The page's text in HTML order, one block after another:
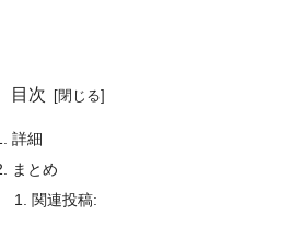
目次
詳細
まとめ
関連投稿: